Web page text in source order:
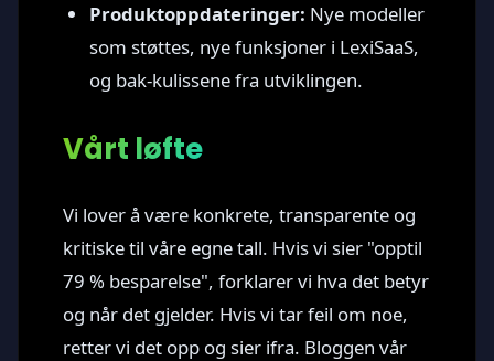
Produktoppdateringer: Nye modeller
som støttes, nye funksjoner i LexiSaaS,
og bak-kulissene fra utviklingen.
Vårt løfte
Vi lover å være konkrete, transparente og
kritiske til våre egne tall. Hvis vi sier "opptil
79 % besparelse", forklarer vi hva det betyr
og når det gjelder. Hvis vi tar feil om noe,
retter vi det opp og sier ifra. Bloggen vår